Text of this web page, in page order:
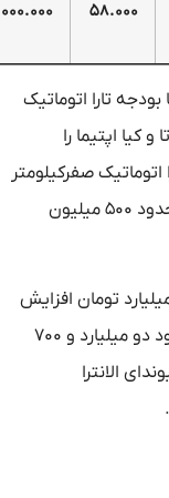
۲.۴۸۰.۰۰۰.۰۰۰
اتوماتیک
را
صفرکیلومتر
الانترا صفرکیلومتر در مناطق آزاد حدود ۵۰۰ میلیون
را به ۳ میلیارد تومان افزایش
دهید، می‌توانید به‌جای تارا توربوشارژر که حدود دو میلیارد و ۷۰۰